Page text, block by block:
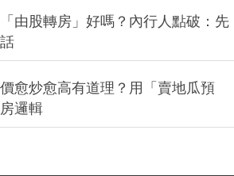
由股轉房」好嗎？內行人點破：先
愈炒愈高有道理？用「賣地瓜預
邏輯